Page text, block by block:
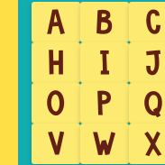
A B C
H
I J
O
P Q
V
W X